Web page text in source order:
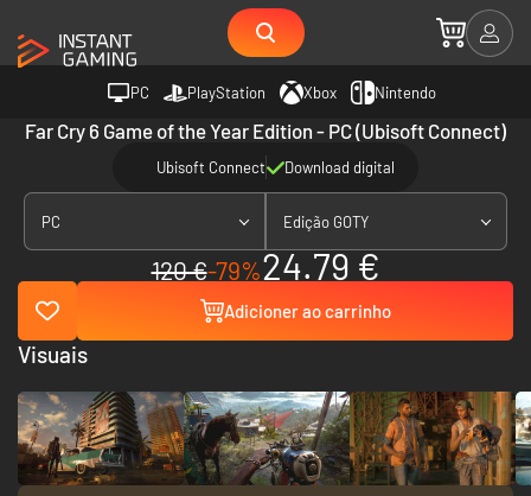
PC PlayStation Xbox Nintendo
Far Cry 6 Game of the Year Edition - PC (Ubisoft Connect)
Ubisoft Connect Download digital
PC Edição GOTY
120 €-79%24.79 €
Adicioner ao carrinho
Visuais